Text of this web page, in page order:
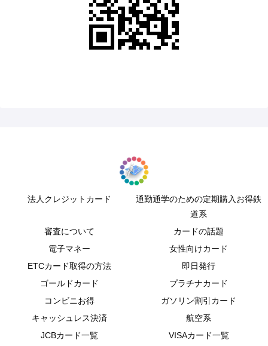
法人クレジットカード
通勤通学のための定期購入お得鉄
道系
審査について
カードの話題
電子マネー
女性向けカード
ETCカード取得の方法
即日発行
ゴールドカード
プラチナカード
コンビニお得
ガソリン割引カード
キャッシュレス決済
航空系
JCBカード一覧
VISAカード一覧